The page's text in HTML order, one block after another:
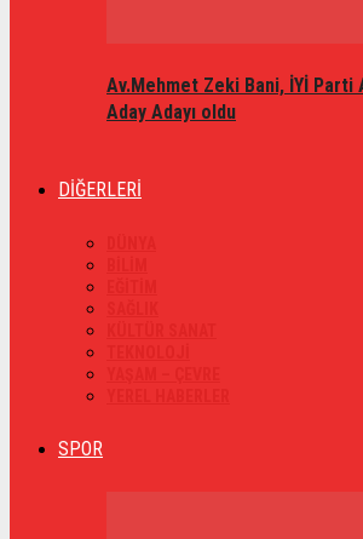
Av.Mehmet Zeki Bani, İYİ
Aday Adayı oldu
DİĞERLERİ
SPOR